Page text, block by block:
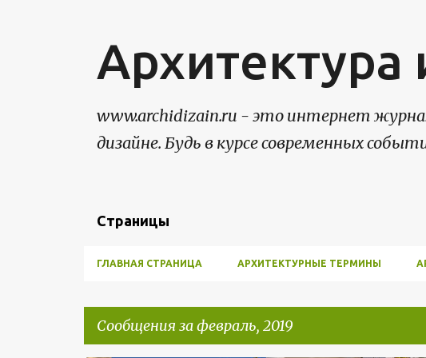
Архитектура
www.archidizain.ru - это интернет
дизайне. Будь в курсе современных
Страницы
ГЛАВНАЯ СТРАНИЦА АРХИТЕКТУРНЫЕ ТЕРМИНЫ
Сообщения за февраль, 2019